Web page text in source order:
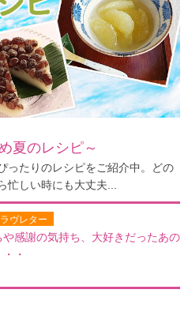
夏のレシピ～
ったりのレシピをご紹介中。どの
しい時にも大丈夫...
ヴレター
感謝の気持ち、大好きだったあの
・